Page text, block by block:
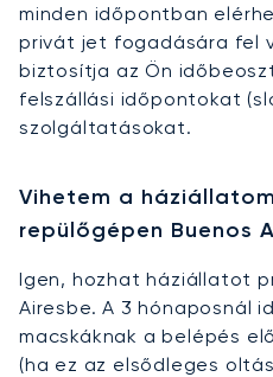
minden időpontban
privát jet fogadására fel
biztosítja az Ön
felszállási időpontokat
szolgáltatásokat.
Vihetem a
repülőgépen Buenos
Igen, hozhat háziállatot
Airesbe. A 3 hónaposnál
macskáknak a belépés
(ha ez az elsődleges